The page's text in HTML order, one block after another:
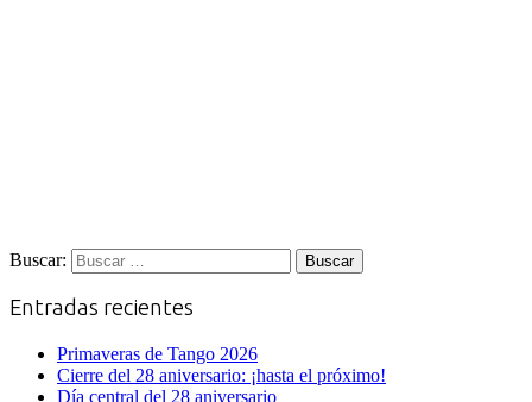
Buscar:
Entradas recientes
Primaveras de Tango 2026
Cierre del 28 aniversario: ¡hasta el próximo!
Día central del 28 aniversario